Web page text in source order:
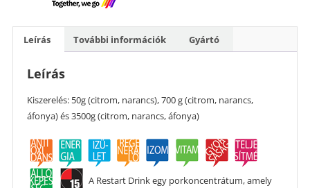
Leírás További információk Gyártó
Leírás
Kiszerelés: 50g (citrom, narancs), 700 g (citrom, narancs,
áfonya) és 3500g (citrom, narancs, áfonya)
A Restart Drink egy porkoncentrátum, amely